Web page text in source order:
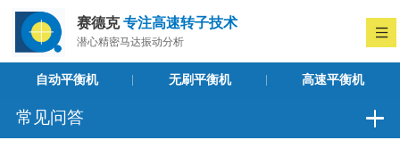
赛德克专注高速转子技术
潜心精密马达振动分析
自动平衡机 无刷平衡机 高速平衡机
常见问答